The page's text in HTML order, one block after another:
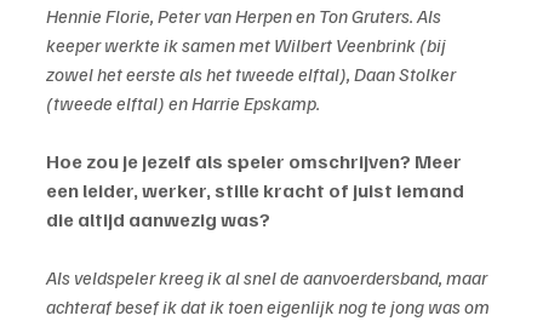
Hennie Florie, Peter van Herpen en Ton Gruters. Als
keeper werkte ik samen met Wilbert Veenbrink (bij
zowel het eerste als het tweede elftal), Daan Stolker
(tweede elftal) en Harrie Epskamp.
Hoe zou je jezelf als speler omschrijven? Meer
een leider, werker, stille kracht of juist iemand
die altijd aanwezig was?
Als veldspeler kreeg ik al snel de aanvoerdersband, maar
achteraf besef ik dat ik toen eigenlijk nog te jong was om